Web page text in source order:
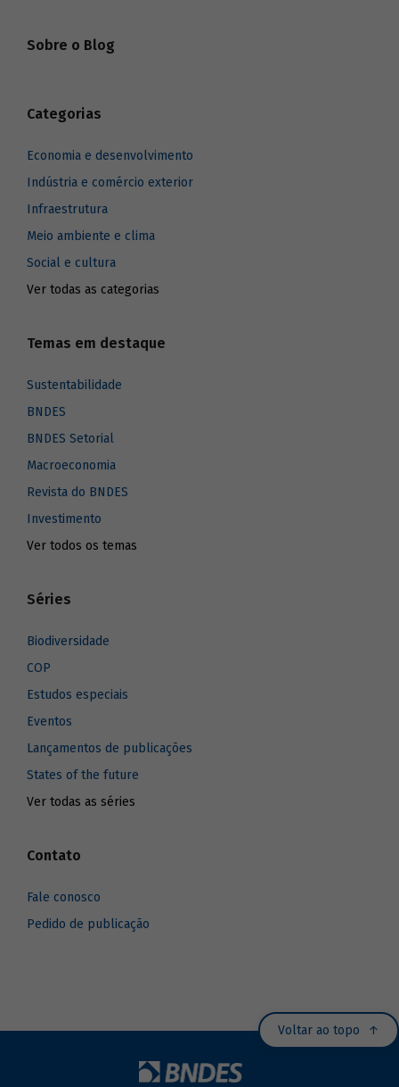
Sobre o Blog
Categorias
Economia e desenvolvimento
Indústria e comércio exterior
Infraestrutura
Meio ambiente e clima
Social e cultura
Ver todas as categorias
Temas em destaque
Sustentabilidade
BNDES
BNDES Setorial
Macroeconomia
Revista do BNDES
Investimento
Ver todos os temas
Séries
Biodiversidade
COP
Estudos especiais
Eventos
Lançamentos de publicações
States of the future
Ver todas as séries
Contato
Fale conosco
Pedido de publicação
Voltar ao topo